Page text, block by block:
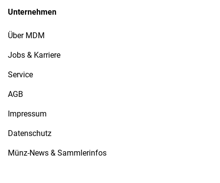
Unternehmen
Über MDM
Jobs & Karriere
Service
AGB
Impressum
Datenschutz
Münz-News & Sammlerinfos